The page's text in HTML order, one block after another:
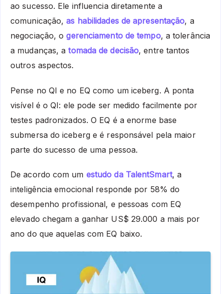
ao sucesso. Ele influencia diretamente a
comunicação, as habilidades de apresentação, a
negociação, ogerenciamento de tempo, a tolerância
a mudanças, atomada de decisão, entre tantos
outros aspectos.
Pense no QI e no EQ como um iceberg. A ponta
visível é o QI: ele pode ser medido facilmente por
testes padronizados. O EQ é a enorme base
submersa do iceberg e é responsável pela maior
parte do sucesso de uma pessoa.
De acordo com um estudo da TalentSmart, a
inteligência emocional responde por 58% do
desempenho profissional, e pessoas com EQ
elevado chegam a ganhar US$ 29.000 a mais por
ano do que aquelas com EQ baixo.